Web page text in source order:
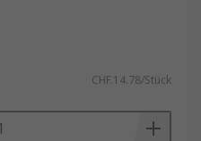
CHF.14.78/Stück